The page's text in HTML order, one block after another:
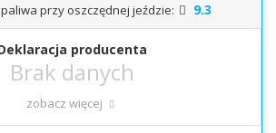
producenta
zobacz więcej
przy oszczędnej jeździe: 9.3